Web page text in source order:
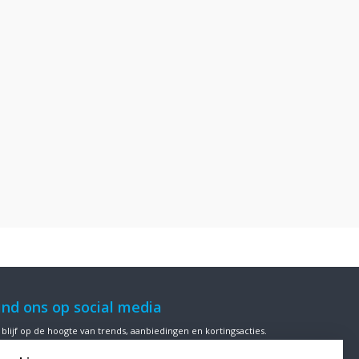
ons op social media
blijf op de hoogte van trends, aanbiedingen en kortingsacties.